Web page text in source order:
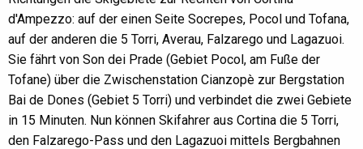
d'Ampezzo: auf der einen Seite Socrepes, Pocol und Tofana,
auf der anderen die 5 Torri, Averau, Falzarego und Lagazuoi.
Sie fährt von Son dei Prade (Gebiet Pocol, am Fuße der
Tofane) über die Zwischenstation Cianzopè zur Bergstation
Bai de Dones (Gebiet 5 Torri) und verbindet die zwei Gebiete
in 15 Minuten. Nun können Skifahrer aus Cortina die 5 Torri,
den Falzarego-Pass und den Lagazuoi mittels Bergbahnen